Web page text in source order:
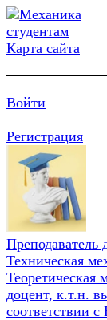
Карта сайта
Войти
Регистрация
Техническая
Теоретическая
доцент, к.т.н.
соответствии